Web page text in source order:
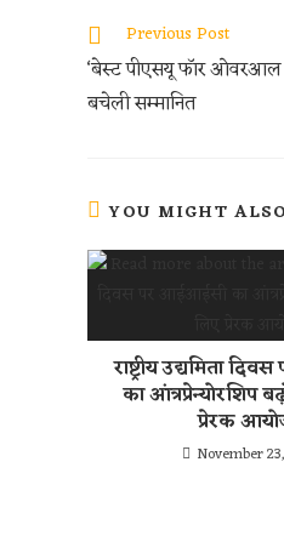
oo
k
ers
A
Previous Post
‘बेस्ट पीएसयू फॉर
बचेली सम्मानित
YOU MIGHT
राष्ट्रीय उद्यमिता
का आंत्रप्रेन्योरशिप
प्रेरक
November